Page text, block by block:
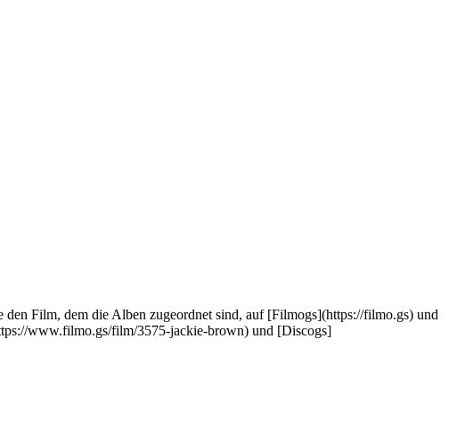
Film, dem die Alben zugeordnet sind, auf [Filmogs](https://filmo.gs) und
www.filmo.gs/film/3575-jackie-brown) und [Discogs]